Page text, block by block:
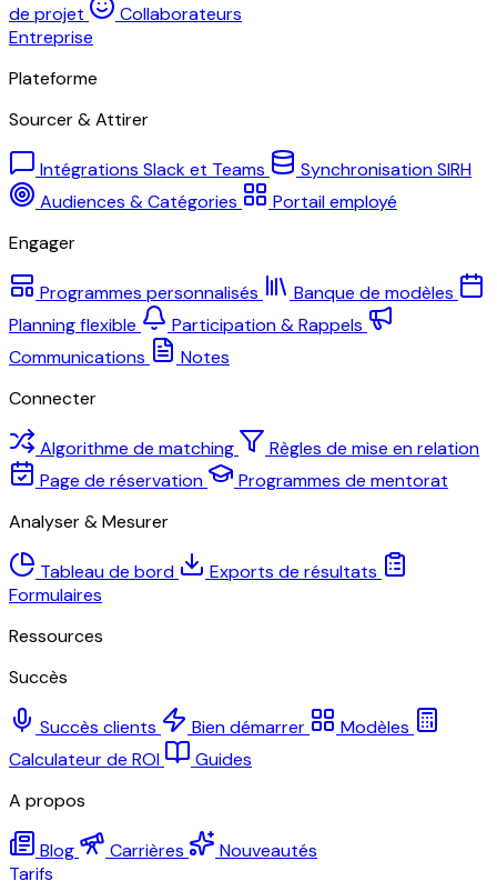
de projet
Collaborateurs
Entreprise
Plateforme
Sourcer & Attirer
Intégrations Slack et Teams
Synchronisation SIRH
Audiences & Catégories
Portail employé
Engager
Programmes personnalisés
Banque de modèles
Planning flexible
Participation & Rappels
Communications
Notes
Connecter
Algorithme de matching
Règles de mise en relation
Page de réservation
Programmes de mentorat
Analyser & Mesurer
Tableau de bord
Exports de résultats
Formulaires
Ressources
Succès
Succès clients Bien démarrer
Modèles
Calculateur de ROI
Guides
A propos
Blog Carrières
Nouveautés
Tarifs